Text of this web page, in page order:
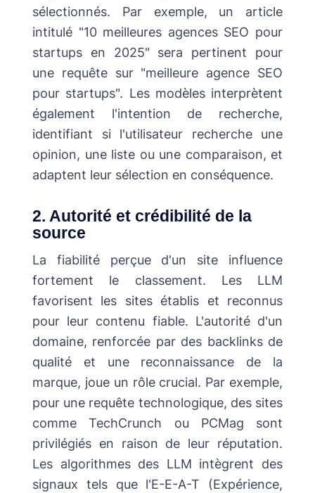
sélectionnés. Par exemple, un article
intitulé "10 meilleures agences SEO pour
startups en 2025" sera pertinent pour
une requête sur "meilleure agence SEO
pour startups". Les modèles interprètent
également l'intention de recherche,
identifiant si l'utilisateur recherche une
opinion, une liste ou une comparaison, et
adaptent leur sélection en conséquence.
2. Autorité et crédibilité de la
source
La fiabilité perçue d'un site influence
fortement le classement. Les LLM
favorisent les sites établis et reconnus
pour leur contenu fiable. L'autorité d'un
domaine, renforcée par des backlinks de
qualité et une reconnaissance de la
marque, joue un rôle crucial. Par exemple,
pour une requête technologique, des sites
comme TechCrunch ou PCMag sont
privilégiés en raison de leur réputation.
Les algorithmes des LLM intègrent des
signaux tels que l'E-E-A-T (Expérience,